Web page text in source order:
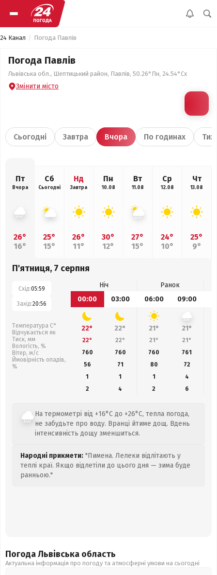
24 Канал Погода Павлів
Погода Павлів
Львівська обл., Шептицький район, Павлів, 50.26°Пн, 24.54°Сх
Змінити місто
Сьогодні Завтра Вчора По годинах
Пт
Вчора
26°
16°
Сб
Сьогодні
25°
15°
Нд
Завтра
26°
11°
Пн
10.08
30°
12°
Вт
11.08
27°
15°
Ср
12.08
24°
10°
Чт
13.08
25°
9°
П'ятниця, 7 серпня
Схід:05:59
Захід:20:56
Температура С°
Відчувається як
Тиск, мм
Вологість, %
Вітер, м/с
Ймовірність опадів,
%
Ніч
Ранок
00:00
03:00 06:00 09:00
22° 22° 21° 21°
22° 22° 21° 21°
760
760 760 761
56
71 80 72
1
1 1
4
2
4 2 6
На термометрі від +16°C до +26°C, тепла погода,
не забудьте про воду. Вранці йтиме дощ. Вдень
інтенсивність дощу зменшиться.
Народні прикмети: "Пимена. Лелеки відлітають у
теплі краї. Якщо відлетіли до цього дня — зима буде
ранньою."
Погода Львівська область
Актуальна інформація про погоду та атмосферні умови на сьогодні